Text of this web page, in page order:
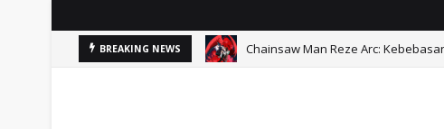
BREAKING NEWS Chainsaw Man Reze Arc: